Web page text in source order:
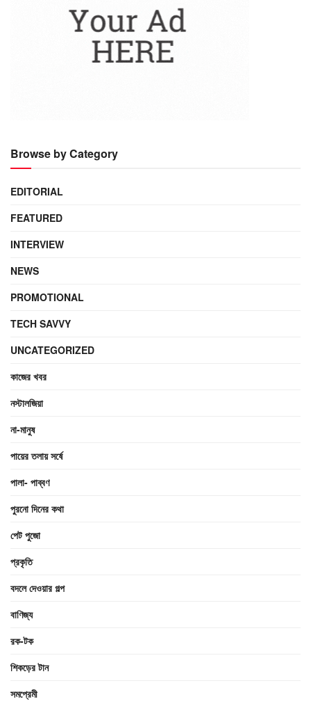
Browse by Category
EDITORIAL
FEATURED
INTERVIEW
NEWS
PROMOTIONAL
TECH SAVVY
UNCATEGORIZED
কাজের খবর
নস্টালজিয়া
না-মানুষ
পায়ের তলায় সর্ষে
পালা- পাব্বণ
পুরনো দিনের কথা
পেট পুজো
প্রকৃতি
বদলে দেওয়ার গল্প
বাণিজ্য
রক-টক
শিকড়ের টান
সমপ্রেমী